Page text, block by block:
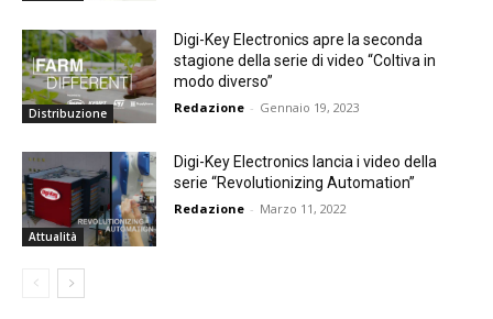
Distribuzione
Digi-Key Electronics apre la seconda
stagione della serie di video “Coltiva in
modo diverso”
Redazione - Gennaio 19, 2023
Attualità
Digi-Key Electronics lancia i video della
serie “Revolutionizing Automation”
Redazione - Marzo 11, 2022